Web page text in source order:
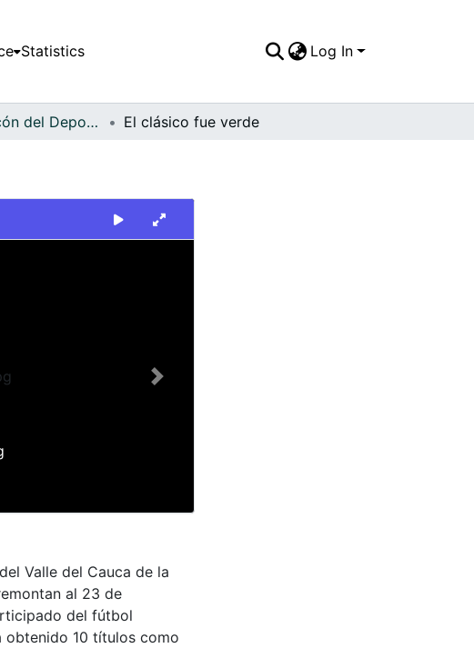
Statistics Log In
FFDO - Rincón del Deportivo Cali - Patrimonial El clásico fue verde
Next
Valle del Cauca de la
al 23 de
del fútbol
obtenido 10 títulos como